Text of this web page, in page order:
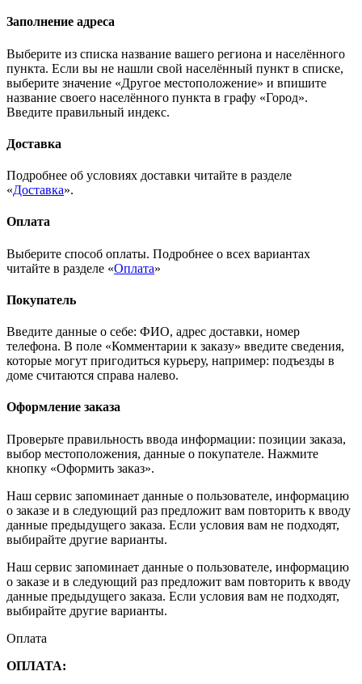
Заполнение адреса
Выберите из списка название вашего региона и населённого
пункта. Если вы не нашли свой населённый пункт в списке,
выберите значение «Другое местоположение» и впишите
название своего населённого пункта в графу «Город».
Введите правильный индекс.
Доставка
Подробнее об условиях доставки читайте в разделе
«Доставка».
Оплата
Выберите способ оплаты. Подробнее о всех вариантах
читайте в разделе «Оплата»
Покупатель
Введите данные о себе: ФИО, адрес доставки, номер
телефона. В поле «Комментарии к заказу» введите сведения,
которые могут пригодиться курьеру, например: подъезды в
доме считаются справа налево.
Оформление заказа
Проверьте правильность ввода информации: позиции заказа,
выбор местоположения, данные о покупателе. Нажмите
кнопку «Оформить заказ».
Наш сервис запоминает данные о пользователе, информацию
о заказе и в следующий раз предложит вам повторить к вводу
данные предыдущего заказа. Если условия вам не подходят,
выбирайте другие варианты.
Наш сервис запоминает данные о пользователе, информацию
о заказе и в следующий раз предложит вам повторить к вводу
данные предыдущего заказа. Если условия вам не подходят,
выбирайте другие варианты.
Оплата
ОПЛАТА: